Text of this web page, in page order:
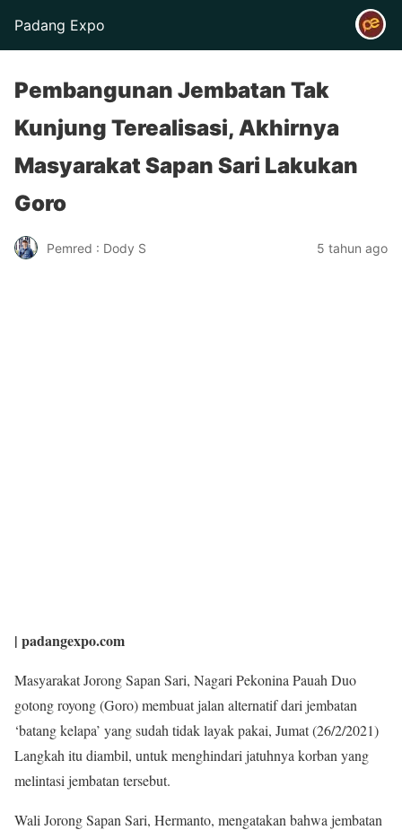
Padang Expo
Pembangunan Jembatan Tak
Kunjung Terealisasi, Akhirnya
Masyarakat Sapan Sari Lakukan
Goro
Pemred : Dody S 5 tahun ago
| padangexpo.com
Masyarakat Jorong Sapan Sari, Nagari Pekonina Pauah Duo
gotong royong (Goro) membuat jalan alternatif dari jembatan
‘batang kelapa’ yang sudah tidak layak pakai, Jumat (26/2/2021)
Langkah itu diambil, untuk menghindari jatuhnya korban yang
melintasi jembatan tersebut.
Wali Jorong Sapan Sari, Hermanto, mengatakan bahwa jembatan